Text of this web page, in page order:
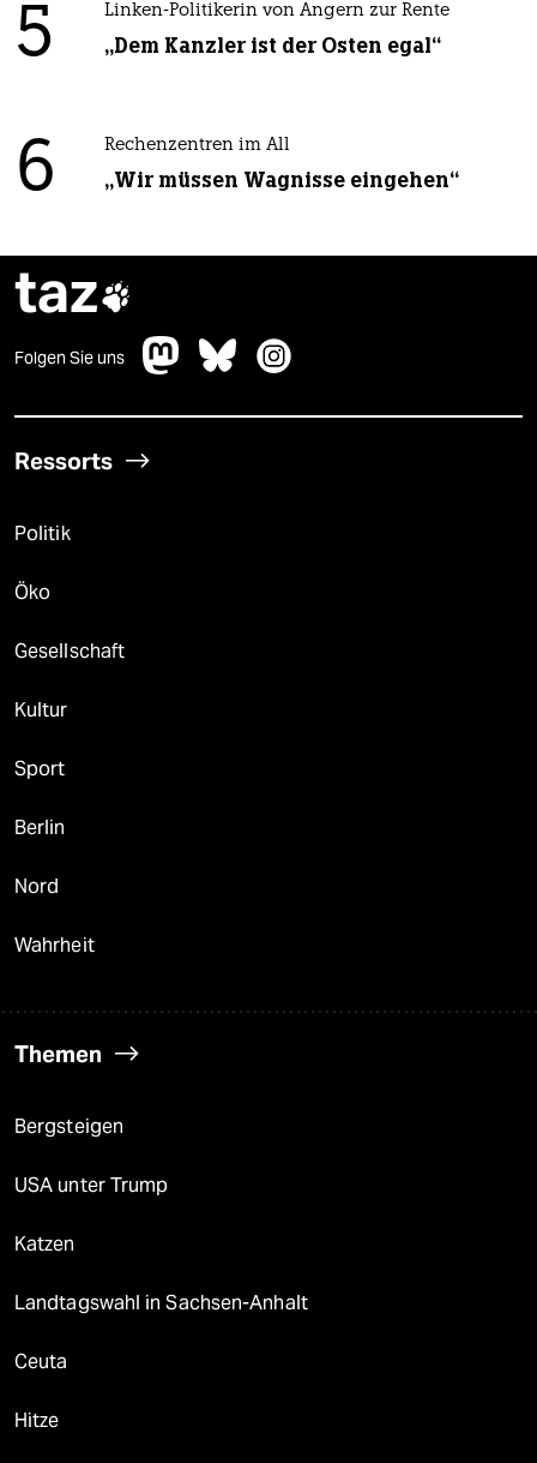
5 Linken-Politikerin von Angern zur Rente
„Dem Kanzler ist der Osten egal“
6 Rechenzentren im All
„Wir müssen Wagnisse eingehen“
taz
Folgen Sie uns
Ressorts
Politik
Öko
Gesellschaft
Kultur
Sport
Berlin
Nord
Wahrheit
Themen
Bergsteigen
USA unter Trump
Katzen
Landtagswahl in Sachsen-Anhalt
Ceuta
Hitze